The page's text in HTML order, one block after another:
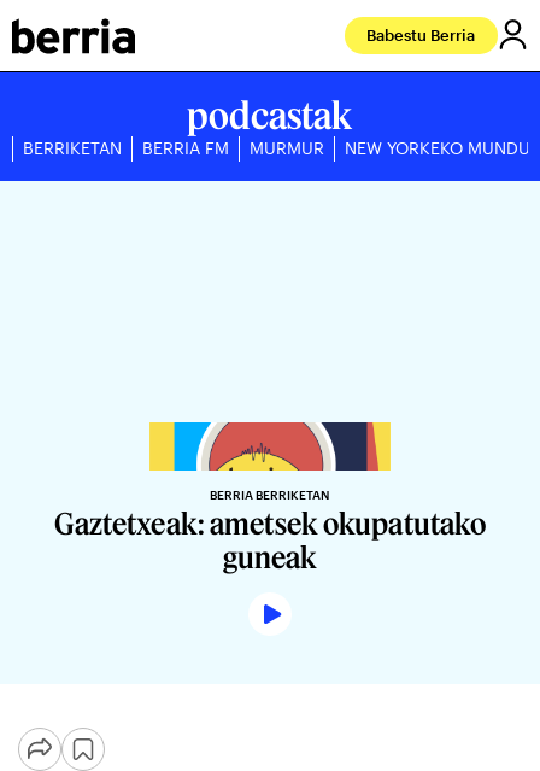
Babestu Berria
podcastak
BERRIKETAN BERRIA FM MURMUR NEW YORKEKO
BERRIA BERRIKETAN
Gaztetxeak: ametsek okupatutako
guneak